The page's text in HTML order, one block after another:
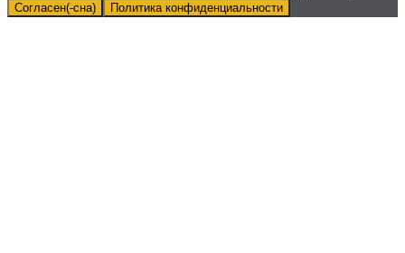
Согласен(-сна) Политика конфиденциальности